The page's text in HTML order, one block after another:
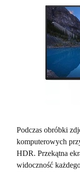
Podczas obróbki
komputerowych
HDR. Przekątna
widoczność